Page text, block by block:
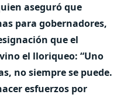
aseguró que
para gobernadores,
que el
el lloriqueo: “Uno
no siempre se puede.
esfuerzos por